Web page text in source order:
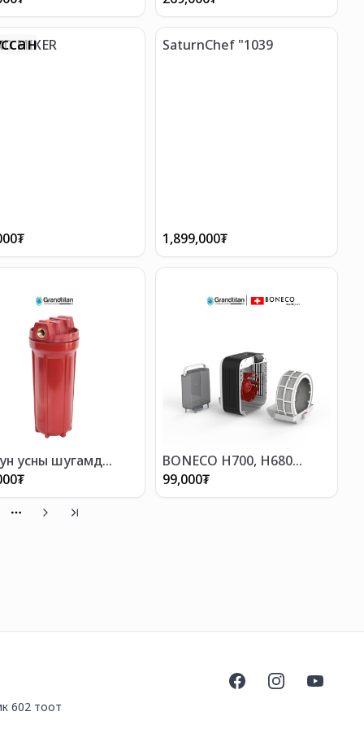
MIXER
₮
SaturnChef "1039
1,899,000₮
усны шугамд
шүүлтүүр
₮
BONECO H700, H680
ууршуулагч шүүлтүүр
99,000₮
More pages
602 тоот
FacebookInstagramYouTube